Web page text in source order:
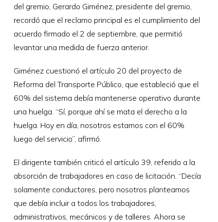
del gremio, Gerardo Giménez, presidente del gremio,
recordó que el reclamo principal es el cumplimiento del
acuerdo firmado el 2 de septiembre, que permitió
levantar una medida de fuerza anterior.
Giménez cuestionó el artículo 20 del proyecto de
Reforma del Transporte Público, que estableció que el
60% del sistema debía mantenerse operativo durante
una huelga. “Sí, porque ahí se mata el derecho a la
huelga. Hoy en día, nosotros estamos con el 60%
luego del servicio”, afirmó.
El dirigente también criticó el artículo 39, referido a la
absorción de trabajadores en caso de licitación. “Decía
solamente conductores, pero nosotros planteamos
que debía incluir a todos los trabajadores,
administrativos, mecánicos y de talleres. Ahora se